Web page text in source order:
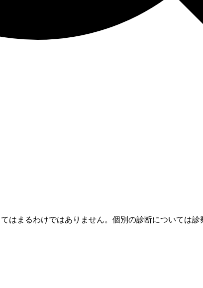
まるわけではありません。個別の診断については診